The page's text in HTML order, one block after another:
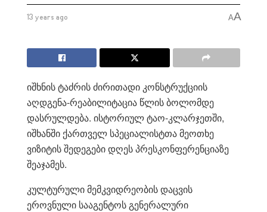
13 years ago AA
იშხნის ტაძრის ძირითადი კონსტრუქციის
აღდგენა-რეაბილიტაცია წლის ბოლომდე
დასრულდება. ისტორიულ ტაო-კლარჯეთში,
იშხანში ქართველ სპეციალისტთა მეოთხე
ვიზიტის შედეგები დღეს პრესკონფერენციაზე
შეაჯამეს.
კულტურული მემკვიდრეობის დაცვის
ეროვნული სააგენტოს გენერალური